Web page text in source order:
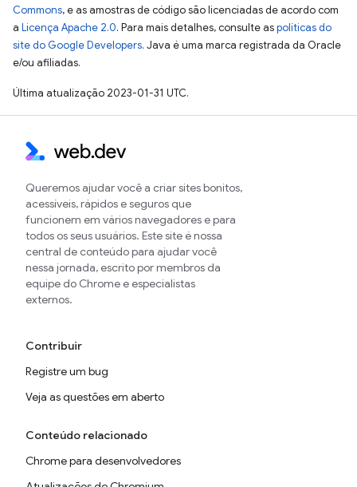
Commons, e as amostras de código são licenciadas de acordo com
a Licença Apache 2.0. Para mais detalhes, consulte aspolíticas do
site do Google Developers. Java é uma marca registrada da Oracle
e/ou afiliadas.
Última atualização 2023-01-31 UTC.
Queremos ajudar você a criar sites bonitos,
acessíveis, rápidos e seguros que
funcionem em vários navegadores e para
todos os seus usuários. Este site é nossa
central de conteúdo para ajudar você
nessa jornada, escrito por membros da
equipe do Chrome e especialistas
externos.
Contribuir
Registre um bug
Veja as questões em aberto
Conteúdo relacionado
Chrome para desenvolvedores